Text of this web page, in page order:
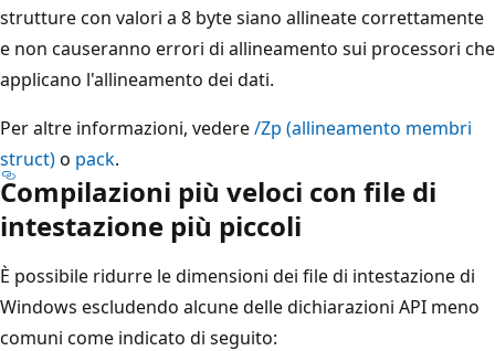
strutture con valori a 8 byte siano allineate correttamente
e non causeranno errori di allineamento sui processori che
applicano l'allineamento dei dati.
Per altre informazioni, vedere/Zp (allineamento membri
struct)o pack.
Compilazioni più veloci con file di
intestazione più piccoli
È possibile ridurre le dimensioni dei file di intestazione di
Windows escludendo alcune delle dichiarazioni API meno
comuni come indicato di seguito: